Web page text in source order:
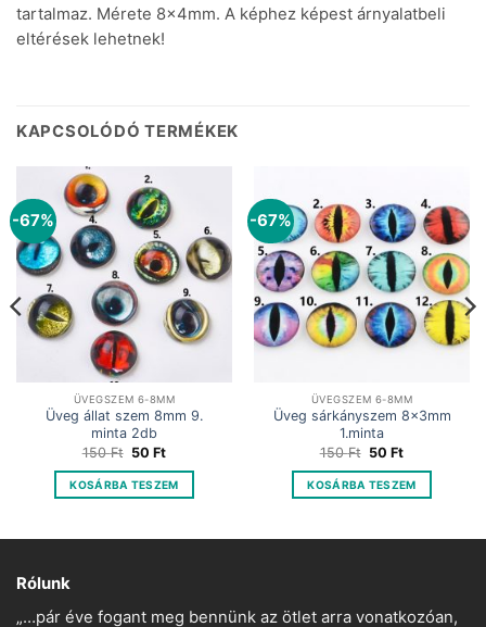
tartalmaz. Mérete 8x4mm. A képhez képest árnyalatbeli
eltérések lehetnek!
KAPCSOLÓDÓ TERMÉKEK
-67%
ÜVEGSZEM 6-8MM
Üveg állat szem 8mm 9.
minta 2db
150Ft Original
price
was:
150 Ft.
50FtCurrent
is:
50 Ft.
KOSÁRBA TESZEM
-67%
ÜVEGSZEM 6-8MM
Üveg sárkányszem 8x3mm
1.minta
150Ft Original
price
was:
150 Ft.
50FtCurrent
is:
50 Ft.
KOSÁRBA TESZEM
Rólunk
„…pár éve fogant meg bennünk az ötlet arra vonatkozóan,